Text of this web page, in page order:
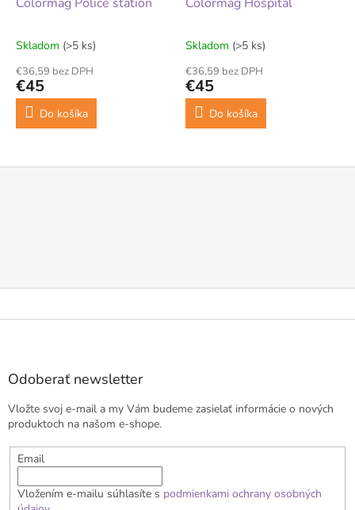
Skladom (>5 ks)
€36,59 bez DPH
€45
Do košíka
Skladom (>5 ks)
€36,59 bez DPH
€45
Do košíka
Z
Odoberať newsletter
Vložte svoj e-mail a my Vám budeme zasielať informácie o nových
produktoch na našom e-shope.
Email
Vložením e-mailu súhlasíte s podmienkami ochrany osobných